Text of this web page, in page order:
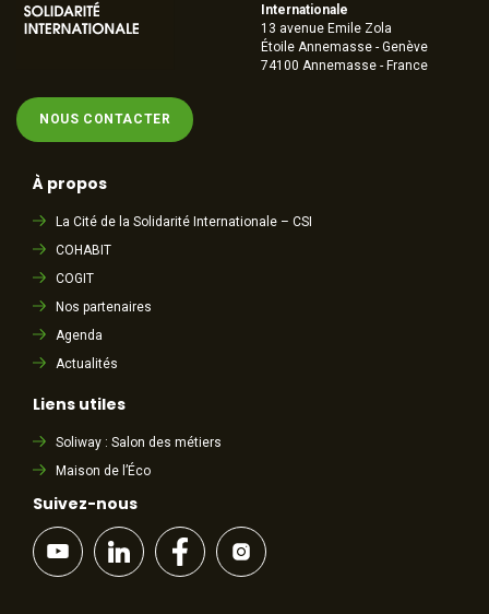
NOUS CONTACTER
Internationale
13 avenue Emile Zola
Étoile Annemasse - Genève
74100 Annemasse - France
À propos
La Cité de la Solidarité Internationale – CSI
COHABIT
COGIT
Nos partenaires
Agenda
Actualités
Liens utiles
Soliway : Salon des métiers
Maison de l’Éco
Suivez-nous